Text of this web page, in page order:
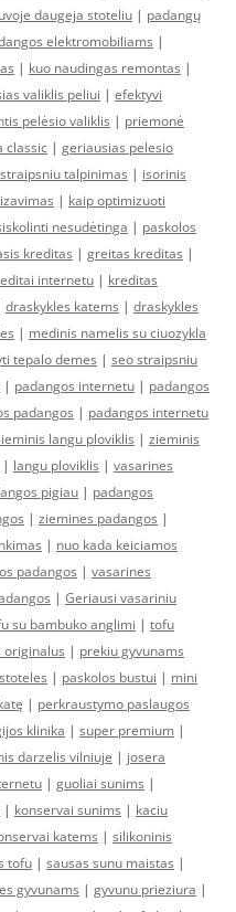
daugeja stoteliu | padangų
elektromobiliams |
| kuo naudingas remontas |
valiklis peliui | efektyvi
pelėsio valiklis | priemonė
classic | geriausias pelesio
talpinimas | isorinis
| kaip optimizuoti
nesudėtinga | paskolos
kreditas | greitas kreditas |
internetu | kreditas
draskykles katems | draskykles
| medinis namelis su ciuozykla
tepalo demes | seo straipsniu
| padangos internetu | padangos
padangos | padangos internetu
langu ploviklis | zieminis
| langu ploviklis | vasarines
pigiau | padangos
| ziemines padangos |
| nuo kada keiciamos
padangos | vasarines
| Geriausi vasariniu
su bambuko anglimi | tofu
originalus | prekiu gyvunams
| paskolos bustui | mini
| perkraustymo paslaugos
klinika | super premium |
darzelis vilniuje | josera
| guoliai sunims |
| konservai sunims | kaciu
katems | silikoninis
tofu | sausas sunu maistas |
gyvunams | gyvunu prieziura |